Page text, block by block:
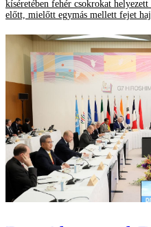
kíséretében fehér csokrokat
előtt, mielőtt egymás mellett fejet